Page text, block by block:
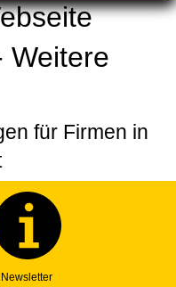
Weitere
für Firmen in
individuellen
Ihres